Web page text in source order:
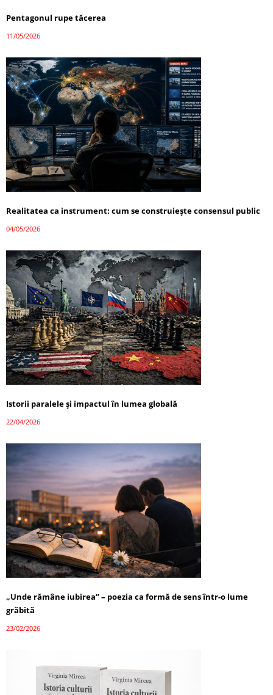
Pentagonul rupe tăcerea
11/05/2026
Realitatea ca instrument: cum se construiește consensul public
04/05/2026
Istorii paralele și impactul în lumea globală
22/04/2026
„Unde rămâne iubirea” – poezia ca formă de sens într-o lume
grăbită
23/02/2026